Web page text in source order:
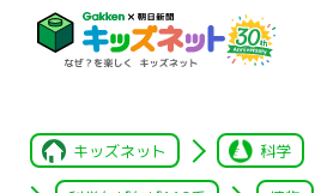
キッズネット 科学